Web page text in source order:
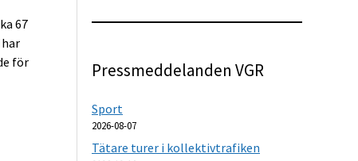
67
för
Pressmeddelanden VGR
Sport
2026-08-07
Tätare turer i kollektivtrafiken